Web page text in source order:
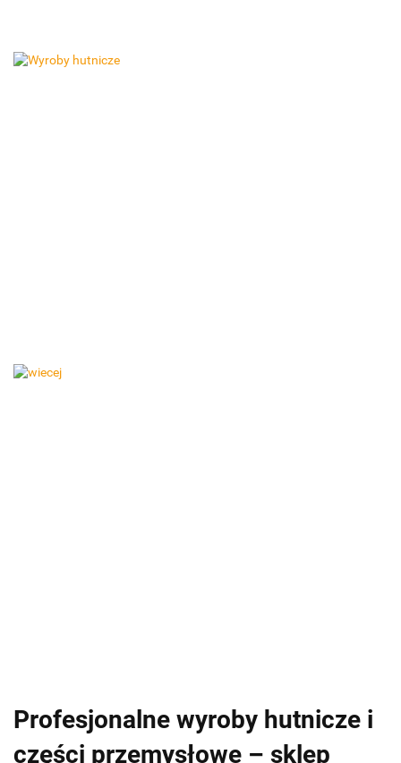
Profesjonalne wyroby hutnicze i
części przemysłowe – sklep